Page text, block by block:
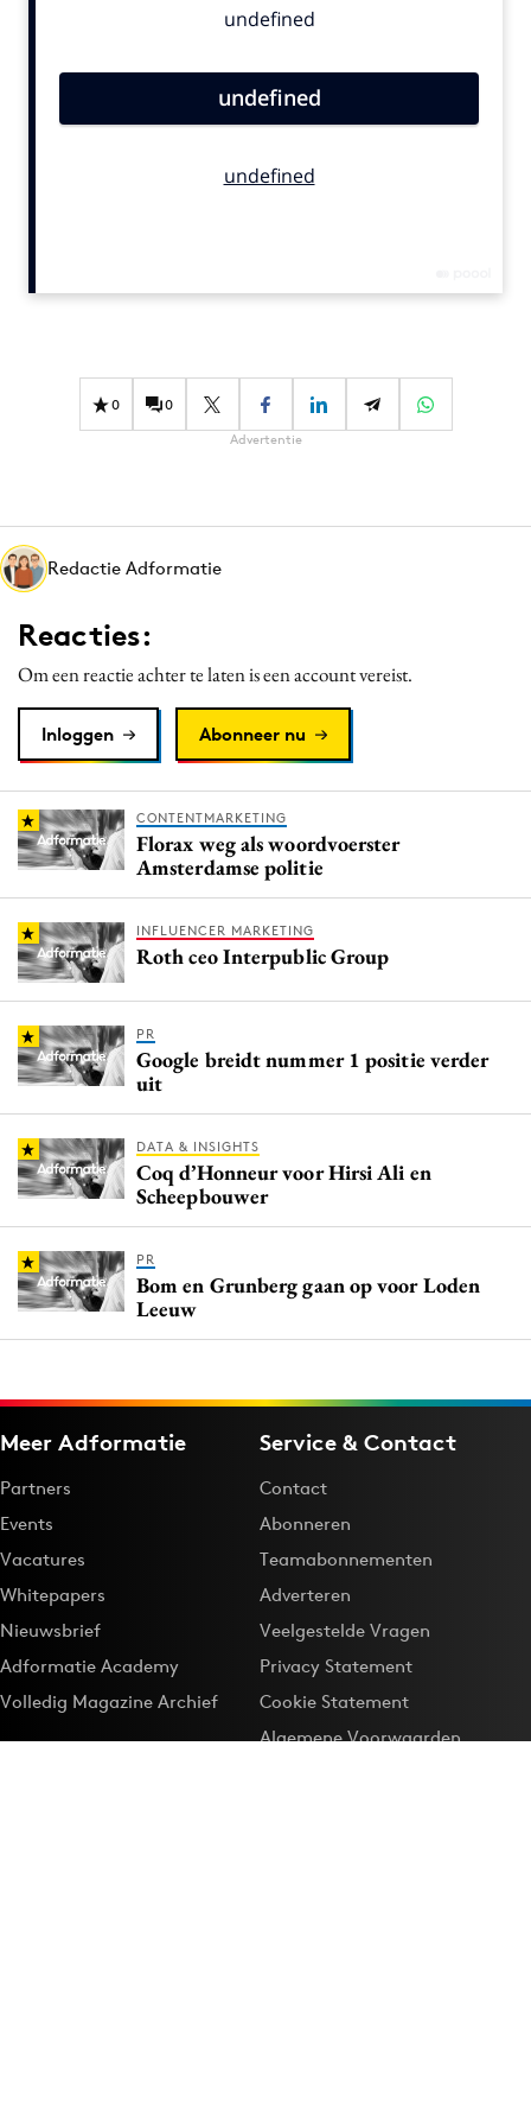
Contentmarketing
Effectiviteit
Gedragsverandering
Martech
Media
Merkstrategie
PR
Programmatic
Reputatie & crisis
0 0
Advertentie
Redactie Adformatie
Reacties:
Om een reactie achter te laten is een account vereist.
Inloggen Abonneer nu
CONTENTMARKETING
Florax weg als woordvoerster
Amsterdamse politie
INFLUENCER MARKETING
Roth ceo Interpublic Group
PR
Google breidt nummer 1 positie verder
uit
DATA & INSIGHTS
Coq d’Honneur voor Hirsi Ali en
Scheepbouwer
PR
Bom en Grunberg gaan op voor Loden
Leeuw
Meer Adformatie
Partners
Events
Vacatures
Whitepapers
Nieuwsbrief
Adformatie Academy
Volledig Magazine Archief
Service & Contact
Contact
Abonneren
Teamabonnementen
Adverteren
Veelgestelde Vragen
Privacy Statement
Cookie Statement
Algemene Voorwaarden